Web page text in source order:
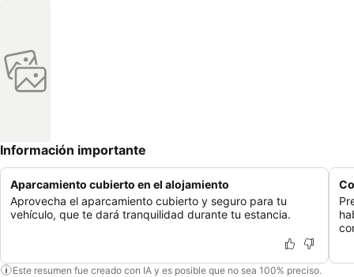
Información importante
Aparcamiento cubierto en el alojamiento
Aprovecha el aparcamiento cubierto y seguro para tu
vehículo, que te dará tranquilidad durante tu estancia.
Este resumen fue creado con IA y es posible que no sea 100% preciso.